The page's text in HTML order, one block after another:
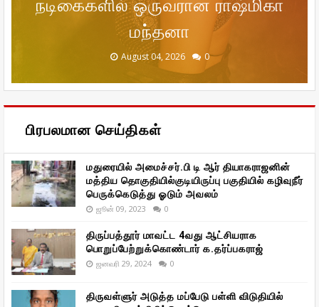
விமலா ராமன் ரிலேஷன்ஷிப் அதிகம்
August 04, 2026 0
நடிகைகளில் ஒருவரான ராஷ்மிகா
மந்தனா
August 04, 2026 0
'ஹாட்ஸ்பாட் 2 மச்' திரைப்படம்
குறித்து மனம் திறந்த சஞ்சனா
January 29, 2026 0
இடியாப்பம் சிக்கலில் ஜனநாயகம்
திரைப் படம்
January 29, 2026 0
ஸ்டாலின் திட்ட முகாமில்'
தரணிவேந்தன் எம்.பி., பேசினார் !
December 20, 2025 0
பிரபலமான செய்திகள்
மதுரையில் அமைச்சர்.பி டி ஆர் தியாகராஜனின்
மத்திய தொகுதியில்குடியிருப்பு பகுதியில் கழிவுநீர்
பெருக்கெடுத்து ஓடும் அவலம்
ஜூன் 09, 2023 0
திருப்பத்தூர் மாவட்ட 4வது ஆட்சியராக
பொறுப்பேற்றுக்கொண்டார் க.தர்ப்பகராஜ்
ஜனவரி 29, 2024 0
திருவள்ளுர் அடுத்த மப்பேடு பள்ளி விடுதியில்